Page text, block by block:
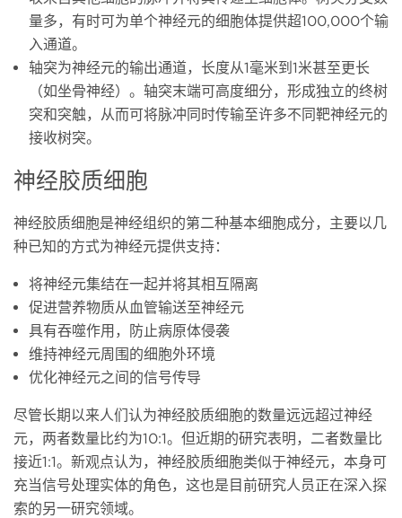
量多，有时可为单个神经元的细胞体提供超100,000个输
入通道。
轴突为神经元的输出通道，长度从1毫米到1米甚至更长
（如坐骨神经）。轴突末端可高度细分，形成独立的终树
突和突触，从而可将脉冲同时传输至许多不同靶神经元的
接收树突。
神经胶质细胞
神经胶质细胞是神经组织的第二种基本细胞成分，主要以几
种已知的方式为神经元提供支持：
将神经元集结在一起并将其相互隔离
促进营养物质从血管输送至神经元
具有吞噬作用，防止病原体侵袭
维持神经元周围的细胞外环境
优化神经元之间的信号传导
尽管长期以来人们认为神经胶质细胞的数量远远超过神经
元，两者数量比约为10:1。但近期的研究表明，二者数量比
接近1:1。新观点认为，神经胶质细胞类似于神经元，本身可
充当信号处理实体的角色，这也是目前研究人员正在深入探
索的另一研究领域。